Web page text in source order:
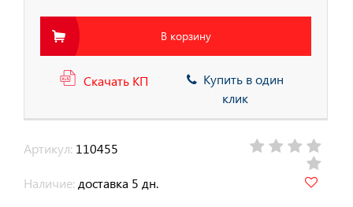
В корзину
Скачать КП
Купить в один
клик
Артикул: 110455
Наличие: доставка 5 дн.